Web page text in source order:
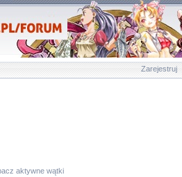
Zarejestruj
aktywne wątki